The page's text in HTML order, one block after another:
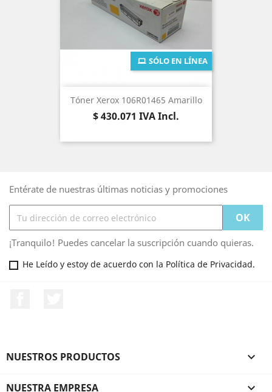
Tóner Xerox 106R01465 Amarillo
Precio
$ 430.071 IVA Incl.
SÓLO EN LÍNEA
Entérate de nuestras últimas noticias y promociones
¡Tranquilo! Puedes cancelar la suscripción cuando quieras.
He Leído y estoy de acuerdo con la Política de Privacidad.
NUESTROS PRODUCTOS 
NUESTRA EMPRESA 